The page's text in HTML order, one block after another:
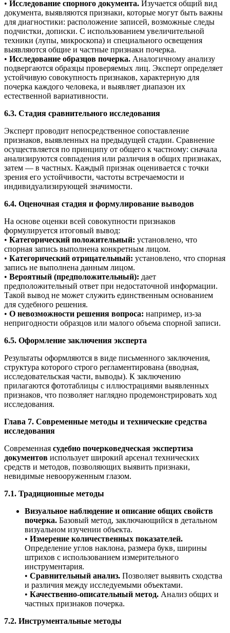
• Исследование спорного документа. Изучается общий вид
документа, выявляются признаки, которые могут быть важны
для диагностики: расположение записей, возможные следы
подчистки, дописки. С использованием увеличительной
техники (лупы, микроскопа) и специального освещения
выявляются общие и частные признаки почерка.
• Исследование образцов почерка. Аналогичному анализу
подвергаются образцы проверяемых лиц. Эксперт определяет
устойчивую совокупность признаков, характерную для
почерка каждого человека, и выявляет диапазон их
естественной вариативности.
6.3. Стадия сравнительного исследования
Эксперт проводит непосредственное сопоставление
признаков, выявленных на предыдущей стадии. Сравнение
осуществляется по принципу от общего к частному: сначала
анализируются совпадения или различия в общих признаках,
затем — в частных. Каждый признак оценивается с точки
зрения его устойчивости, частоты встречаемости и
индивидуализирующей значимости.
6.4. Оценочная стадия и формулирование выводов
На основе оценки всей совокупности признаков
формулируется итоговый вывод:
• Категорический положительный: установлено, что
спорная запись выполнена конкретным лицом.
• Категорический отрицательный: установлено, что спорная
запись не выполнена данным лицом.
• Вероятный (предположительный): дает
предположительный ответ при недостаточной информации.
Такой вывод не может служить единственным основанием
для судебного решения.
• О невозможности решения вопроса: например, из-за
непригодности образцов или малого объема спорной записи.
6.5. Оформление заключения эксперта
Результаты оформляются в виде письменного заключения,
структура которого строго регламентирована (вводная,
исследовательская части, выводы). К заключению
прилагаются фототаблицы с иллюстрациями выявленных
признаков, что позволяет наглядно продемонстрировать ход
исследования.
Глава 7. Современные методы и технические средства
исследования
Современная судебно почерковедческая экспертиза
документов использует широкий арсенал технических
средств и методов, позволяющих выявить признаки,
невидимые невооруженным глазом.
7.1. Традиционные методы
Визуальное наблюдение и описание общих свойств
почерка. Базовый метод, заключающийся в детальном
визуальном изучении объекта.
• Измерение количественных показателей.
Определение углов наклона, размера букв, ширины
штрихов с использованием измерительного
инструментария.
• Сравнительный анализ. Позволяет выявить сходства
и различия между исследуемыми объектами.
• Качественно-описательный метод. Анализ общих и
частных признаков почерка.
7.2. Инструментальные методы